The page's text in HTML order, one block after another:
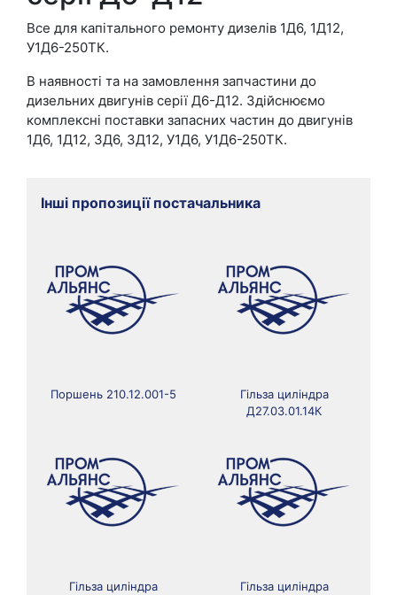
Все для капітального ремонту дизелів 1Д6, 1Д12,
У1Д6-250ТК.
В наявності та на замовлення запчастини до
дизельних двигунів серії Д6-Д12. Здійснюємо
комплексні поставки запасних частин до двигунів
1Д6, 1Д12, 3Д6, 3Д12, У1Д6, У1Д6-250ТК.
Інші пропозиції постачальника
Поршень 210.12.001-5
Гільза циліндра
Д27.03.01.14К
Гільза циліндра
Гільза циліндра